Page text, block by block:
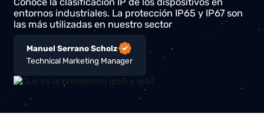
Conoce la clasificación IP de los dispositivos en
entornos industriales. La protección IP65 y IP67 son
Manuel Serrano Scholz
Technical Marketing Manager